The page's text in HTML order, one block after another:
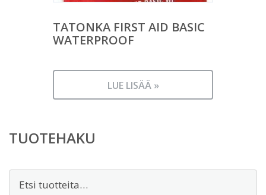
TATONKA FIRST AID BASIC
WATERPROOF
LUE LISÄÄ »
TUOTEHAKU
Etsi: